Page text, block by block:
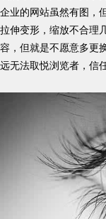
企业的网站虽然有图，
拉伸变形，缩放不合理
容，但就是不愿意多更
远无法取悦浏览者，信